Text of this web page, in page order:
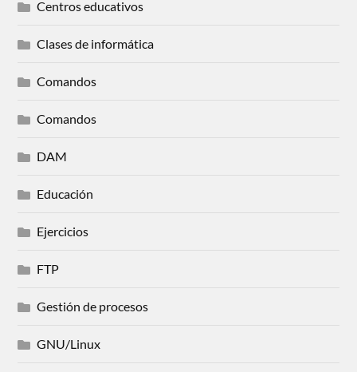
Centros educativos
Clases de informática
Comandos
Comandos
DAM
Educación
Ejercicios
FTP
Gestión de procesos
GNU/Linux